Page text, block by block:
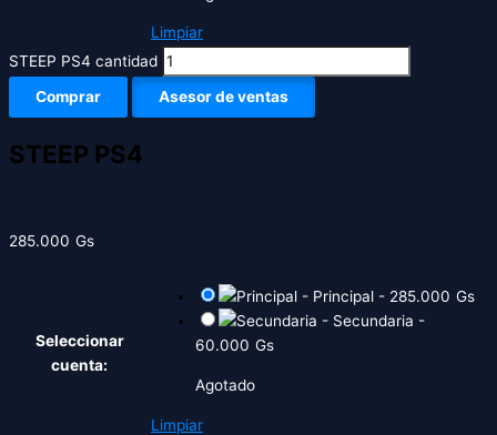
Limpiar
STEEP PS4 cantidad
Comprar
Asesor de ventas
STEEP PS4
285.000 Gs
Seleccionar
cuenta:
- Principal - 285.000 Gs
- Secundaria -
60.000 Gs
Agotado
Limpiar